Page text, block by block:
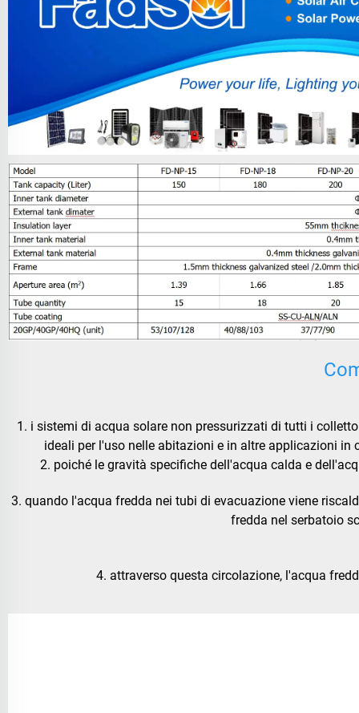
1. i sistemi di acqua solare non pressurizzati di tutti i
ideali per l'uso nelle abitazioni e in altre applicazioni
2. poiché le gravità specifiche dell'acqua calda e
3. quando l'acqua fredda nei tubi di evacuazione viene
fredda nel serbatoio
4. attraverso questa circolazione, l'acqua